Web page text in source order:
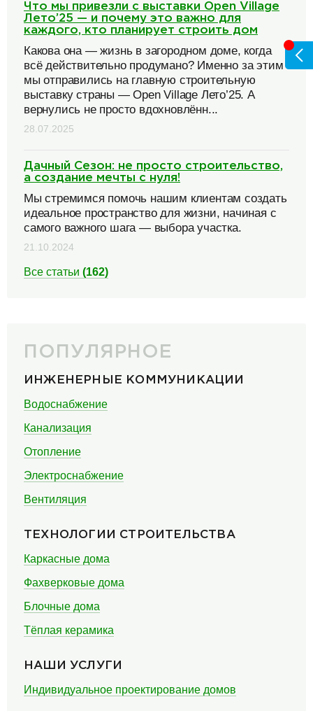
Что мы привезли с выставки Open Village
Лето’25 — и почему это важно для
каждого, кто планирует строить дом
Какова она — жизнь в загородном доме, когда
всё действительно продумано? Именно за этим
мы отправились на главную строительную
выставку страны — Open Village Лето’25. А
вернулись не просто вдохновлённ...
28.07.2025
Дачный Сезон: не просто строительство,
а создание мечты с нуля!
Мы стремимся помочь нашим клиентам создать
идеальное пространство для жизни, начиная с
самого важного шага — выбора участка.
21.10.2024
Все статьи (162)
ПОПУЛЯРНОЕ
ИНЖЕНЕРНЫЕ КОММУНИКАЦИИ
Водоснабжение
Канализация
Отопление
Электроснабжение
Вентиляция
ТЕХНОЛОГИИ СТРОИТЕЛЬСТВА
Каркасные дома
Фахверковые дома
Блочные дома
Тёплая керамика
НАШИ УСЛУГИ
Индивидуальное проектирование домов